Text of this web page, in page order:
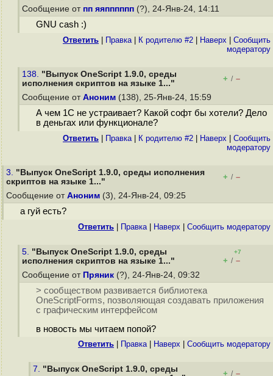
Сообщение от пп яяпппппп (?), 24-Янв-24, 14:11
GNU cash :)
Ответить Правка| К родителю #2 Наверх
Cообщить
модератору
138. "Выпуск OneScript 1.9.0, среды
исполнения скриптов на языке 1..."
+ / –
Сообщение от Аноним (138), 25-Янв-24, 15:59
А чем 1С не устраивает? Какой софт бы хотели? Дело
в деньгах или функционале?
Ответить Правка| К родителю #2 Наверх
Cообщить
модератору
3. "Выпуск OneScript 1.9.0, среды исполнения
скриптов на языке 1..."
+ / –
Сообщение от Аноним (3), 24-Янв-24, 09:25
а гуй есть?
Ответить Правка| Наверх Cообщить модератору
5. "Выпуск OneScript 1.9.0, среды
исполнения скриптов на языке 1..."
+7
+ / –
Сообщение от Пряник (?), 24-Янв-24, 09:32
> сообществом развивается библиотека
OneScriptForms, позволяющая создавать приложения
с графическим интерфейсом
в новость мы читаем попой?
Ответить Правка| Наверх Cообщить модератору
7. "Выпуск OneScript 1.9.0, среды
+ / –